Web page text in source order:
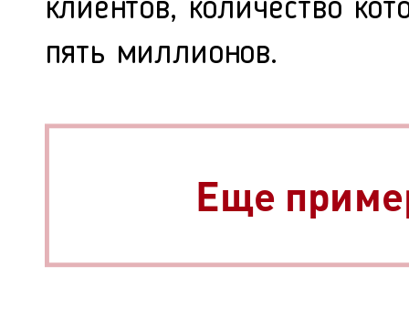
клиентов, количество
пять миллионов.
Еще